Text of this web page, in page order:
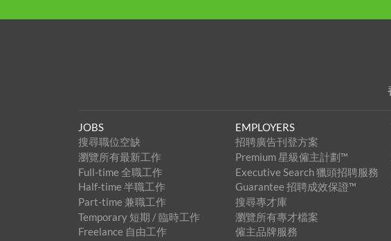
JOBS
搜尋職位空缺
瀏覽所有最新工作
Full-time 全職工作
Half-time 半職工作
Part-time 兼職工作
Temporary 短期 / 臨時工作
Freelance 自由工作
EMPLOYERS
招聘廣告刊登方案
Premium 星級僱主計劃™
Executive Search 獵頭招聘服務
Guarantee 招聘成效保證™
搜尋專才庫
瀏覽所有專才檔案
僱主品牌服務